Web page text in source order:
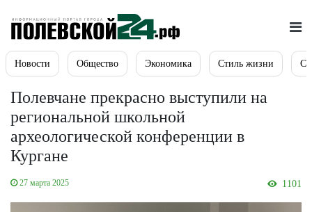
Новости Общество Экономика Стиль жизни
Полевчане прекрасно выступили на
региональной школьной
археологической конференции в
Кургане
27 марта 2025 1101